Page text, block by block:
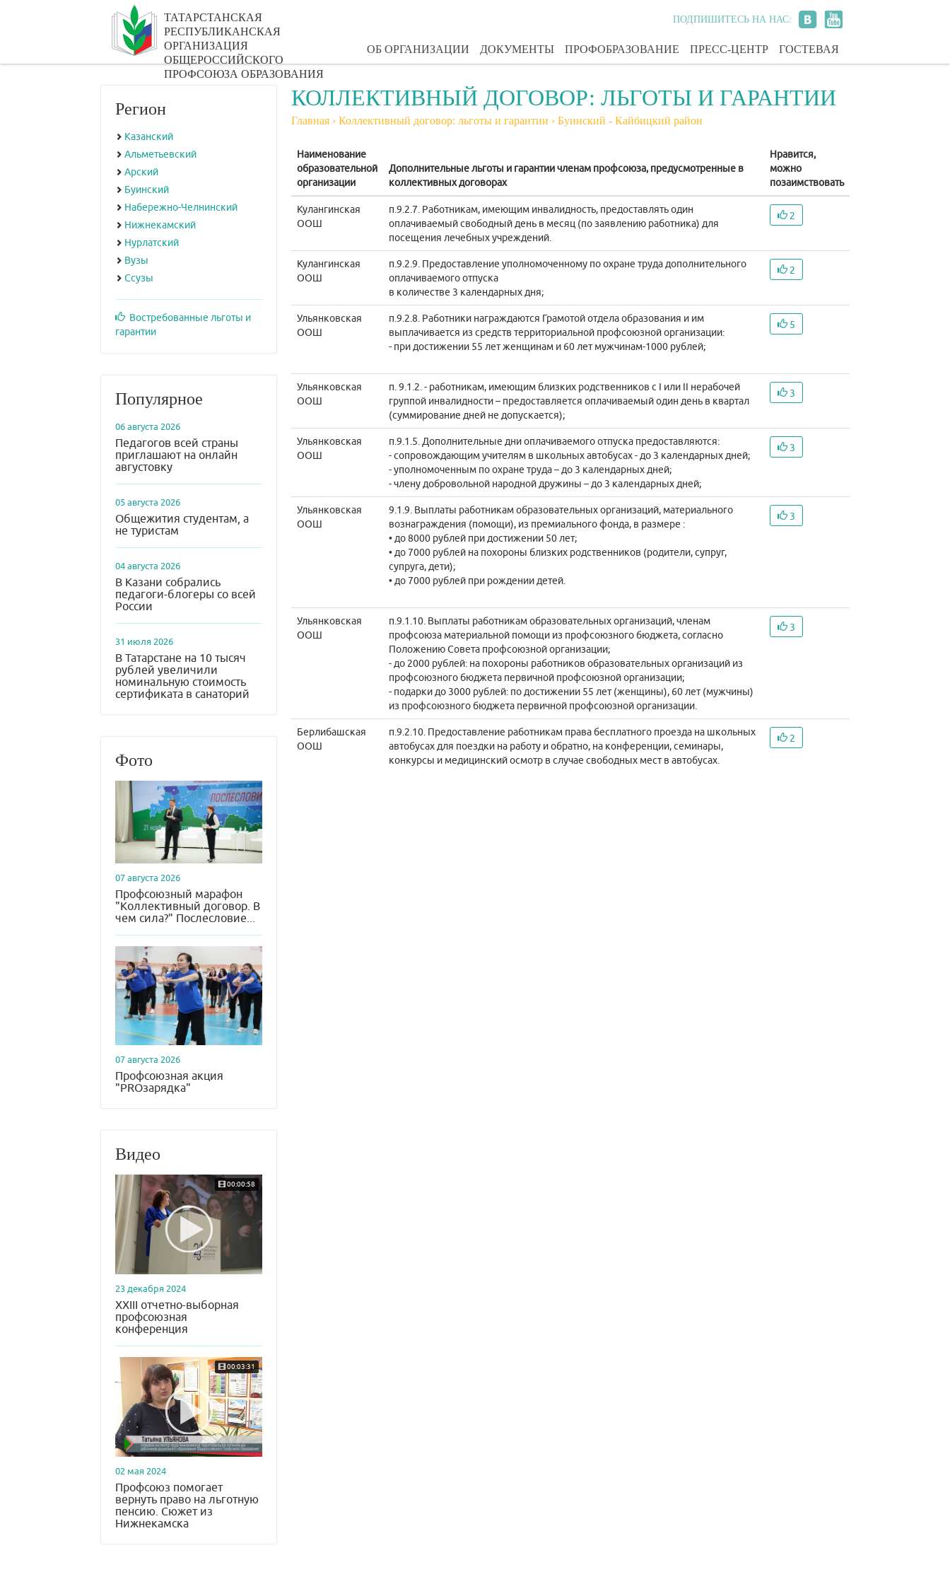
ТАТАРСТАНСКАЯ
РЕСПУБЛИКАНСКАЯ
ОРГАНИЗАЦИЯ
ОБЩЕРОССИЙСКОГО
ПРОФСОЮЗА ОБРАЗОВАНИЯ
ПОДПИШИТЕСЬ НА НАС:
ОБ ОРГАНИЗАЦИИ ДОКУМЕНТЫ ПРОФОБРАЗОВАНИЕ ПРЕСС-ЦЕНТР ГОСТЕВАЯ
Регион
Казанский
Альметьевский
Арский
Буинский
Набережно-Челнинский
Нижнекамский
Нурлатский
Вузы
Ссузы
Востребованные льготы и
гарантии
Популярное
06 августа 2026
Педагогов всей страны
приглашают на онлайн
августовку
05 августа 2026
Общежития студентам, а
не туристам
04 августа 2026
В Казани собрались
педагоги-блогеры со всей
России
31 июля 2026
В Татарстане на 10 тысяч
рублей увеличили
номинальную стоимость
сертификата в санаторий
Фото
07 августа 2026
Профсоюзный марафон
"Коллективный договор. В
чем сила?" Послесловие...
07 августа 2026
Профсоюзная акция
"PROзарядка"
Видео
00:00:58
23 декабря 2024
XXIII отчетно-выборная
профсоюзная
конференция
00:03:31
02 мая 2024
Профсоюз помогает
вернуть право на льготную
пенсию. Сюжет из
Нижнекамска
КОЛЛЕКТИВНЫЙ ДОГОВОР: ЛЬГОТЫ И ГАРАНТИИ
Главная › Коллективный договор: льготы и гарантии › Буинский - Кайбицкий район
Наименование
образовательной
организации
Дополнительные льготы и гарантии членам профсоюза, предусмотренные в
коллективных договорах
Нравится,
можно
позаимствовать
Кулангинская
ООШ
п.9.2.7. Работникам, имеющим инвалидность, предоставлять один
оплачиваемый свободный день в месяц (по заявлению работника) для
посещения лечебных учреждений.
2
Кулангинская
ООШ
п.9.2.9. Предоставление уполномоченному по охране труда дополнительного
оплачиваемого отпуска
в количестве 3 календарных дня;
2
Ульянковская
ООШ
п.9.2.8. Работники награждаются Грамотой отдела образования и им
выплачивается из средств территориальной профсоюзной организации:
- при достижении 55 лет женщинам и 60 лет мужчинам-1000 рублей;
5
Ульянковская
ООШ
п. 9.1.2. - работникам, имеющим близких родственников с I или II нерабочей
группой инвалидности – предоставляется оплачиваемый один день в квартал
(суммирование дней не допускается);
3
Ульянковская
ООШ
п.9.1.5. Дополнительные дни оплачиваемого отпуска предоставляются:
- сопровождающим учителям в школьных автобусах - до 3 календарных дней;
- уполномоченным по охране труда – до 3 календарных дней;
- члену добровольной народной дружины – до 3 календарных дней;
3
Ульянковская
ООШ
9.1.9. Выплаты работникам образовательных организаций, материального
вознаграждения (помощи), из премиального фонда, в размере :
• до 8000 рублей при достижении 50 лет;
• до 7000 рублей на похороны близких родственников (родители, супруг,
супруга, дети);
• до 7000 рублей при рождении детей.
3
Ульянковская
ООШ
п.9.1.10. Выплаты работникам образовательных организаций, членам
профсоюза материальной помощи из профсоюзного бюджета, согласно
Положению Совета профсоюзной организации;
- до 2000 рублей: на похороны работников образовательных организаций из
профсоюзного бюджета первичной профсоюзной организации;
- подарки до 3000 рублей: по достижении 55 лет (женщины), 60 лет (мужчины)
из профсоюзного бюджета первичной профсоюзной организации.
3
Берлибашская
ООШ
п.9.2.10. Предоставление работникам права бесплатного проезда на школьных
автобусах для поездки на работу и обратно, на конференции, семинары,
конкурсы и медицинский осмотр в случае свободных мест в автобусах.
2